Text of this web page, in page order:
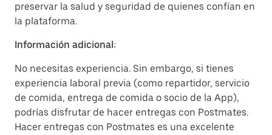
preservar la salud y seguridad de quienes confían en
la plataforma.
Información adicional:
No necesitas experiencia. Sin embargo, si tienes
experiencia laboral previa (como repartidor, servicio
de comida, entrega de comida o socio de la App),
podrías disfrutar de hacer entregas con Postmates.
Hacer entregas con Postmates es una excelente